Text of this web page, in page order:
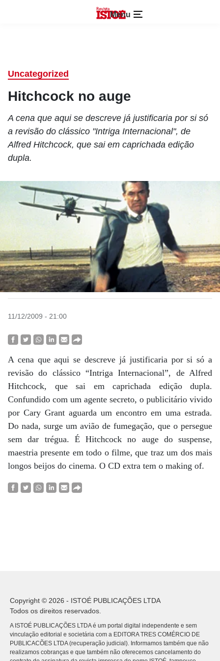
Menu
Uncategorized
Hitchcock no auge
A cena que aqui se descreve já justificaria por si só
a revisão do clássico "Intriga Internacional", de
Alfred Hitchcock, que sai em caprichada edição
dupla.
11/12/2009 - 21:00
A cena que aqui se descreve já justificaria por si só a
revisão do clássico “Intriga Internacional”, de Alfred
Hitchcock, que sai em caprichada edição dupla.
Confundido com um agente secreto, o publicitário vivido
por Cary Grant aguarda um encontro em uma estrada.
Do nada, surge um avião de fumegação, que o persegue
sem dar trégua. É Hitchcock no auge do suspense,
maestria presente em todo o filme, que traz um dos mais
longos beijos do cinema. O CD extra tem o making of.
Copyright © 2026 - ISTOÉ PUBLICAÇÕES LTDA
Todos os direitos reservados.
A ISTOÉ PUBLICAÇÕES LTDA é um portal digital independente e sem
vinculação editorial e societária com a EDITORA TRES COMÉRCIO DE
PUBLICACÕES LTDA (recuperação judicial). Informamos também que não
realizamos cobranças e que também não oferecemos cancelamento do